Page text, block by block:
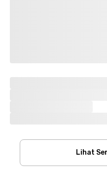
Lihat